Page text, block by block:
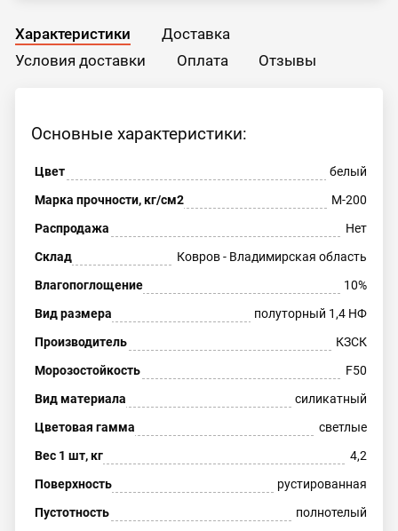
Характеристики
Доставка
Условия доставки
Оплата Отзывы
Основные характеристики:
Цвет
белый
Марка прочности, кг/см2
М-200
Распродажа
Нет
Склад
Ковров - Владимирская область
Влагопоглощение
10%
Вид размера
полуторный 1,4 НФ
Производитель
КЗСК
Морозостойкость
F50
Вид материала
силикатный
Цветовая гамма
светлые
Вес 1 шт, кг
4,2
Поверхность
рустированная
Пустотность
полнотелый